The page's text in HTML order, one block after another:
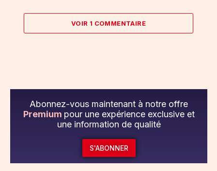
VOIR 1 COMMENTAIRE
Abonnez-vous maintenant à notre offre
Premium pour une expérience exclusive et
une information de qualité
S'ABONNER